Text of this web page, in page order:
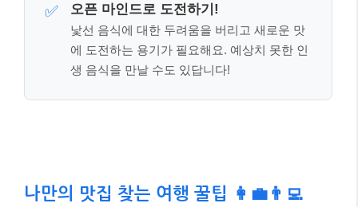
✅ 오픈 마인드로 도전하기!
낯선 음식에 대한 두려움을 버리고 새로운 맛
에 도전하는 용기가 필요해요. 예상치 못한 인
생 음식을 만날 수도 있답니다!
나만의 맛집 찾는 여행 꿀팁 👩‍💼👨‍💻